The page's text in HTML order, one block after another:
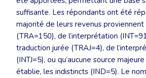
suffisante. Les répondants ont été
majorité de leurs revenus
(TRA=150), de l’interprétation
traduction jurée (TRAJ=4), de
(INTJ=5), ou qu’aucune source
établie, les indistincts (IND=5). Le